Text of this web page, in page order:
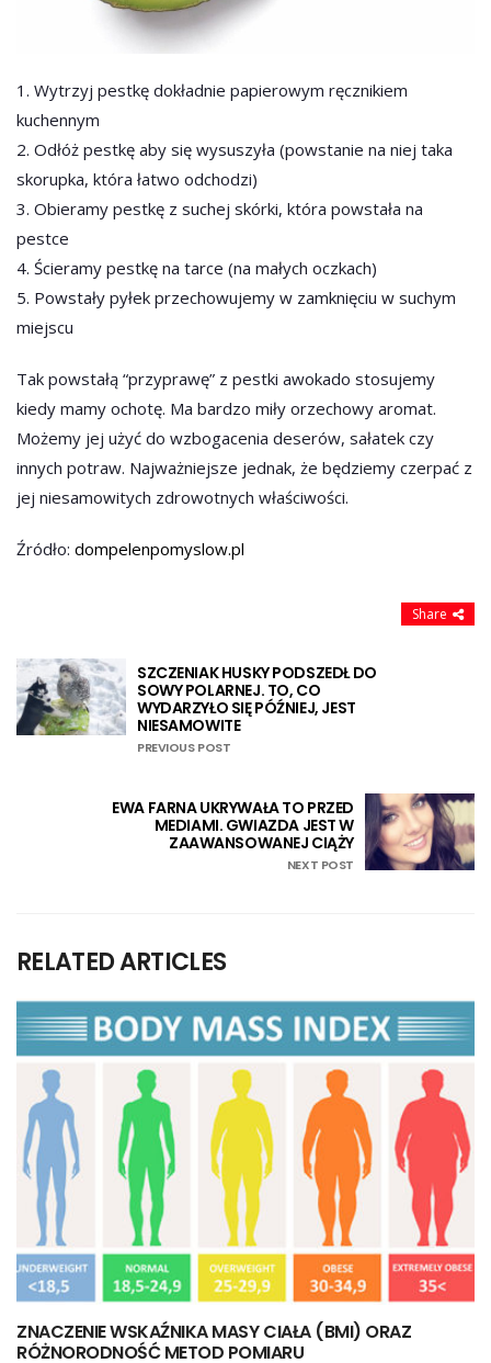
1. Wytrzyj pestkę dokładnie papierowym ręcznikiem
kuchennym
2. Odłóż pestkę aby się wysuszyła (powstanie na niej taka
skorupka, która łatwo odchodzi)
3. Obieramy pestkę z suchej skórki, która powstała na
pestce
4. Ścieramy pestkę na tarce (na małych oczkach)
5. Powstały pyłek przechowujemy w zamknięciu w suchym
miejscu
Tak powstałą “przyprawę” z pestki awokado stosujemy
kiedy mamy ochotę. Ma bardzo miły orzechowy aromat.
Możemy jej użyć do wzbogacenia deserów, sałatek czy
innych potraw. Najważniejsze jednak, że będziemy czerpać z
jej niesamowitych zdrowotnych właściwości.
Źródło: dompelenpomyslow.pl
Share
SZCZENIAK HUSKY PODSZEDŁ DO
SOWY POLARNEJ. TO, CO
WYDARZYŁO SIĘ PÓŹNIEJ, JEST
NIESAMOWITE
PREVIOUS POST
EWA FARNA UKRYWAŁA TO PRZED
MEDIAMI. GWIAZDA JEST W
ZAAWANSOWANEJ CIĄŻY
NEXT POST
RELATED ARTICLES
ZNACZENIE WSKAŹNIKA MASY CIAŁA (BMI) ORAZ
RÓŻNORODNOŚĆ METOD POMIARU